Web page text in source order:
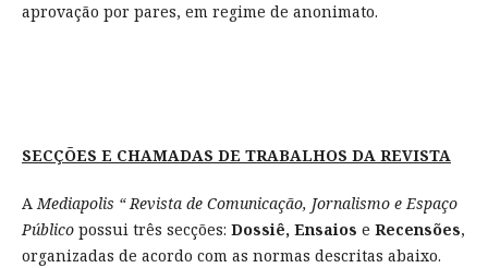
aprovação por pares, em regime de anonimato.
SECÇÕES E CHAMADAS DE TRABALHOS DA REVISTA
AMediapolis “ Revista de Comunicação, Jornalismo e Espaço
Públicopossui três secções: Dossiê, Ensaios e Recensões,
organizadas de acordo com as normas descritas abaixo.